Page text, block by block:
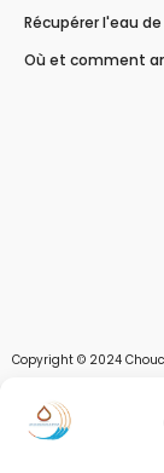
Récupérer l'eau
Où et comment
Copyright © 2024
Les chouchous d’Esa
pluie, et des moyens